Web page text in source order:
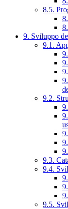
8.5.
9. Sviluppo
9.1.
9.2.
9.3.
9.4.
9.5.